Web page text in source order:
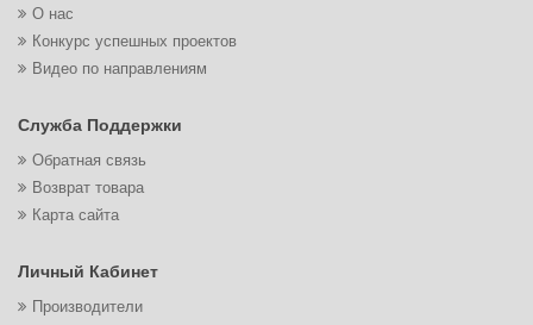
О нас
Конкурс успешных проектов
Видео по направлениям
Служба Поддержки
Обратная связь
Возврат товара
Карта сайта
Личный Кабинет
Производители